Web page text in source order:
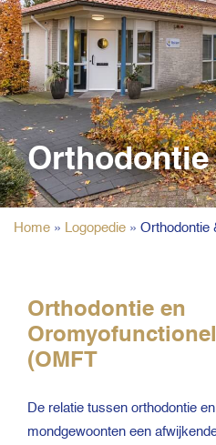
Orthodontie
Home » Logopedie » Orthodontie
Orthodontie en
(OMFT
De relatie tussen orthodontie
mondgewoonten een